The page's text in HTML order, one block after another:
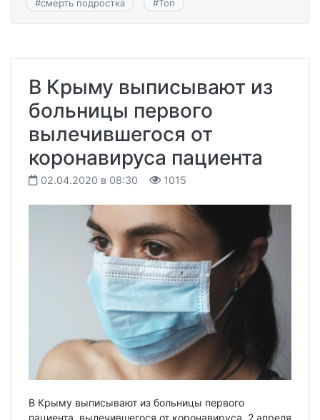
#смерть подростка #Топ
В Крыму выписывают из
больницы первого
вылечившегося от
коронавируса пациента
02.04.2020 в 08:30 1015
В Крыму выписывают из больницы первого
пациента, вылечившегося от коронавируса. 2 апреля